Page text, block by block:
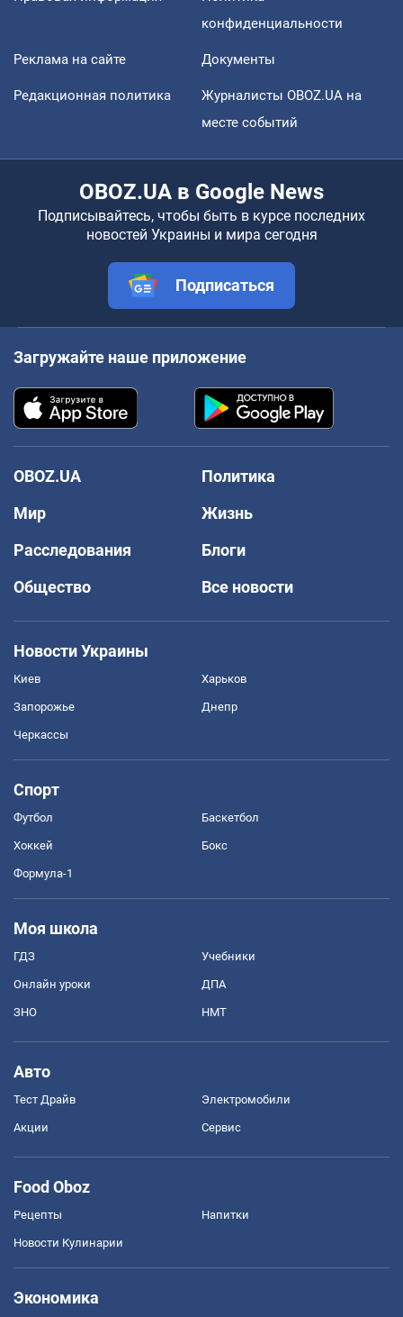
конфиденциальности
Реклама на сайте Документы
Редакционная политика
Журналисты OBOZ.UA на
месте событий
OBOZ.UA в Google News
Подписывайтесь, чтобы быть в курсе последних
новостей Украины и мира сегодня
Подписаться
Загружайте наше приложение
OBOZ.UA
Политика
Мир
Жизнь
Расследования
Блоги
Общество
Все новости
Новости Украины
Киев Харьков
Запорожье Днепр
Черкассы
Спорт
Футбол Баскетбол
Хоккей Бокс
Формула-1
Моя школа
ГДЗ Учебники
Онлайн уроки ДПА
ЗНО НМТ
Авто
Тест Драйв Электромобили
Акции Сервис
Food Oboz
Рецепты Напитки
Новости Кулинарии
Экономика